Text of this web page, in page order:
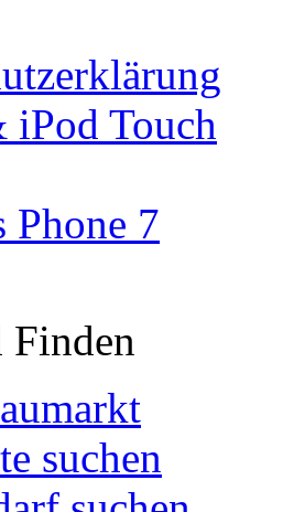
iPod Touch
Phone 7
Finden
suchen